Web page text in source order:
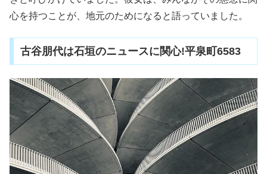
心を持つことが、地元のためになると語っていました。
古谷朋代は石垣のニュースに関心!平泉町6583